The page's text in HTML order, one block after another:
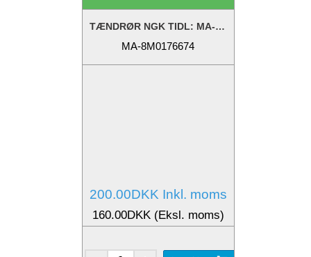
TÆNDRØR NGK TIDL: MA-8M2018369 MA-8M0176673
MA-8M0176674
200.00DKK Inkl. moms
160.00DKK (Eksl. moms)